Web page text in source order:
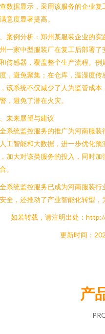
数据显示，采用该服务的企业
意度显著提高。
案例分析：郑州某服装企业的实
一家中型服装厂在复工后部署
传感器，覆盖整个生产流程。
，避免聚集；在仓库，温湿度
该系统不仅减少了人为监管成
，避免了潜在火灾。
未来展望与建议
系统监控服务的推广为河南服
工智能和大数据，进一步优化
加大对该类服务的投入，同时
。
系统监控服务已成为河南服装
全，还推动了产业智能化转型
如若转载，请注明出处：
更新时间：
产